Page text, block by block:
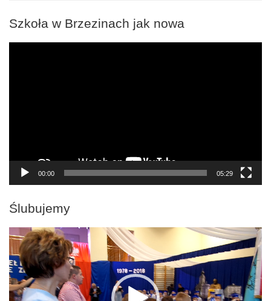
Szkoła w Brzezinach jak nowa
00:00 05:29
Ślubujemy
Odtwarzacz
video